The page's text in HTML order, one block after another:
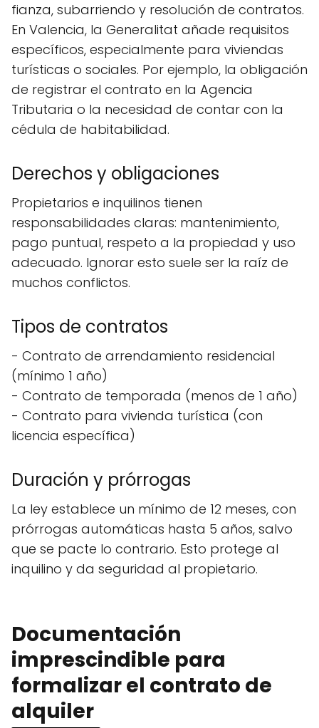
fianza, subarriendo y resolución de contratos.
En Valencia, la Generalitat añade requisitos
específicos, especialmente para viviendas
turísticas o sociales. Por ejemplo, la obligación
de registrar el contrato en la Agencia
Tributaria o la necesidad de contar con la
cédula de habitabilidad.
Derechos y obligaciones
Propietarios e inquilinos tienen
responsabilidades claras: mantenimiento,
pago puntual, respeto a la propiedad y uso
adecuado. Ignorar esto suele ser la raíz de
muchos conflictos.
Tipos de contratos
- Contrato de arrendamiento residencial
(mínimo 1 año)
- Contrato de temporada (menos de 1 año)
- Contrato para vivienda turística (con
licencia específica)
Duración y prórrogas
La ley establece un mínimo de 12 meses, con
prórrogas automáticas hasta 5 años, salvo
que se pacte lo contrario. Esto protege al
inquilino y da seguridad al propietario.
Documentación
imprescindible para
formalizar el contrato de
alquiler